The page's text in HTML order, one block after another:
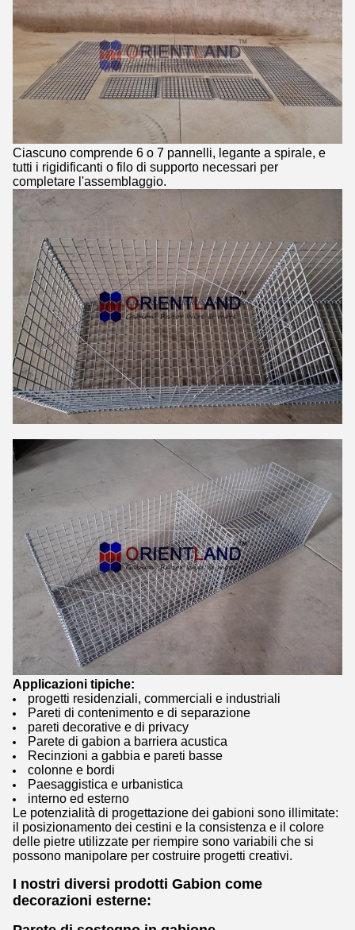
Ciascuno comprende 6 o 7 pannelli, legante a spirale, e
tutti i rigidificanti o filo di supporto necessari per
completare l'assemblaggio.
Applicazioni tipiche:
progetti residenziali, commerciali e industriali
Pareti di contenimento e di separazione
pareti decorative e di privacy
Parete di gabion a barriera acustica
Recinzioni a gabbia e pareti basse
colonne e bordi
Paesaggistica e urbanistica
interno ed esterno
Le potenzialità di progettazione dei gabioni sono illimitate:
il posizionamento dei cestini e la consistenza e il colore
delle pietre utilizzate per riempire sono variabili che si
possono manipolare per costruire progetti creativi.
I nostri diversi prodotti Gabion come
decorazioni esterne: